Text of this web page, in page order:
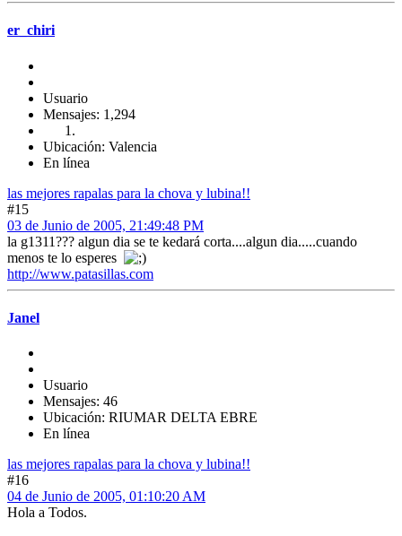
er_chiri
Usuario
Mensajes: 1,294
Ubicación: Valencia
En línea
las mejores rapalas para la chova y lubina!!
#15
03 de Junio de 2005, 21:49:48 PM
la g1311??? algun dia se te kedará corta....algun dia.....cuando
menos te lo esperes
http://www.patasillas.com
Janel
Usuario
Mensajes: 46
Ubicación: RIUMAR DELTA EBRE
En línea
las mejores rapalas para la chova y lubina!!
#16
04 de Junio de 2005, 01:10:20 AM
Hola a Todos.